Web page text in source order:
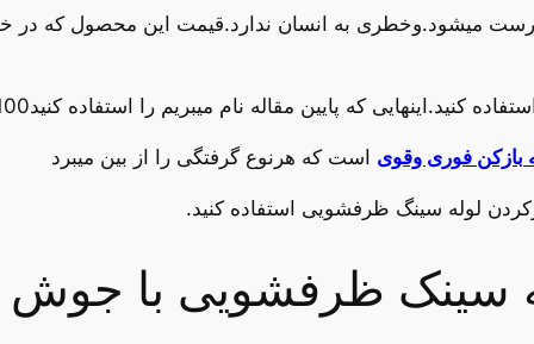
میشود.وخطری به انسان ندارد.قیمت این محصول که در
که پایین مقاله نام میبریم را استفاده کنید100%گرفتگی لوله شما حل خواهد،شد
بازکن فوری وقوی است که هرنوع گرفتگی را از بین میبرد
لوله سینگ ظرفشویی استفاده کنید.
سینک ظرفشویی با